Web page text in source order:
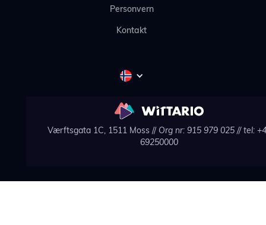
Personvern
Kontakt
Værftsgata 1C, 1511 Moss // Org nr: 915 979 025// tel:
69250000